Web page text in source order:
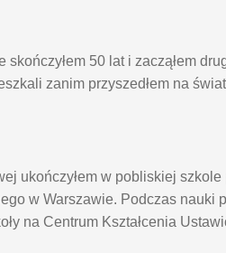
skończyłem 50 lat i zacząłem
zanim przyszedłem na
ukończyłem w pobliskiej
w Warszawie. Podczas nauki
na Centrum Kształcenia